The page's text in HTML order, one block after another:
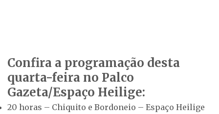
Confira a programação desta
quarta-feira no Palco
Gazeta/Espaço Heilige:
20 horas – Chiquito e Bordoneio – Espaço Heilige